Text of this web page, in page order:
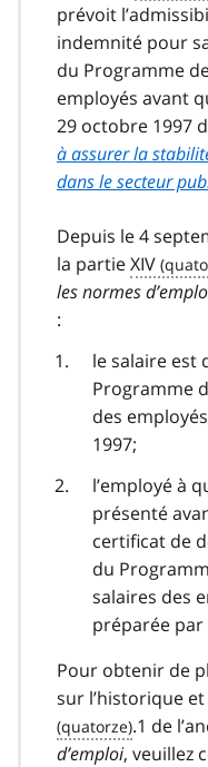
prévoit
indemnité pour
du Programme
employés avant
29 octobre 1997
à assurer la
dans le secteur
Depuis le 4
la partieXIV
les normes
:
le salaire est
Programme
des
1997;
l’employé à
présenté
certificat de
du
salaires des
préparée
Pour obtenir de
sur l’historique
.1 de
d’emploi, veuillez